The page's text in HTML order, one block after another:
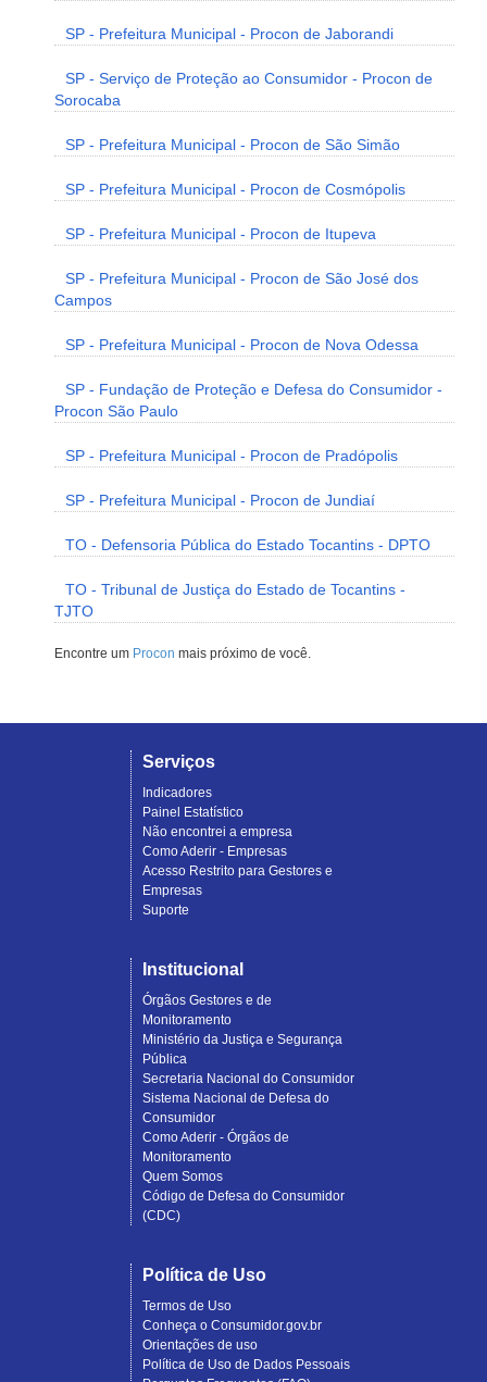
SP - Prefeitura Municipal - Procon de Jaborandi
SP - Serviço de Proteção ao Consumidor - Procon de
Sorocaba
SP - Prefeitura Municipal - Procon de São Simão
SP - Prefeitura Municipal - Procon de Cosmópolis
SP - Prefeitura Municipal - Procon de Itupeva
SP - Prefeitura Municipal - Procon de São José dos
Campos
SP - Prefeitura Municipal - Procon de Nova Odessa
SP - Fundação de Proteção e Defesa do Consumidor -
Procon São Paulo
SP - Prefeitura Municipal - Procon de Pradópolis
SP - Prefeitura Municipal - Procon de Jundiaí
TO - Defensoria Pública do Estado Tocantins - DPTO
TO - Tribunal de Justiça do Estado de Tocantins -
TJTO
Encontre um Procon mais próximo de você.
Serviços
Indicadores
Painel Estatístico
Não encontrei a empresa
Como Aderir - Empresas
Acesso Restrito para Gestores e
Empresas
Suporte
Institucional
Órgãos Gestores e de
Monitoramento
Ministério da Justiça e Segurança
Pública
Secretaria Nacional do Consumidor
Sistema Nacional de Defesa do
Consumidor
Como Aderir - Órgãos de
Monitoramento
Quem Somos
Código de Defesa do Consumidor
(CDC)
Política de Uso
Termos de Uso
Conheça o Consumidor.gov.br
Orientações de uso
Política de Uso de Dados Pessoais